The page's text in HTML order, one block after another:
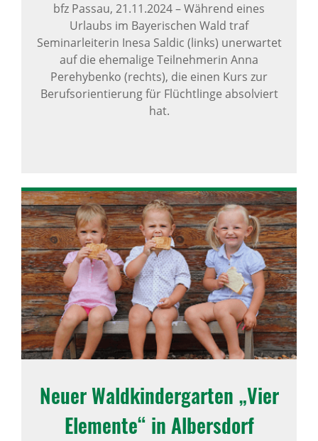
bfz Passau, 21.11.2024–Während eines
Urlaubs im Bayerischen Wald traf
Seminarleiterin Inesa Saldic (links) unerwartet
auf die ehemalige Teilnehmerin Anna
Perehybenko (rechts), die einen Kurs zur
Berufsorientierung für Flüchtlinge absolviert
hat.
Neuer Wald­kin­der­garten „Vier
Elemente“ in Albers­dorf